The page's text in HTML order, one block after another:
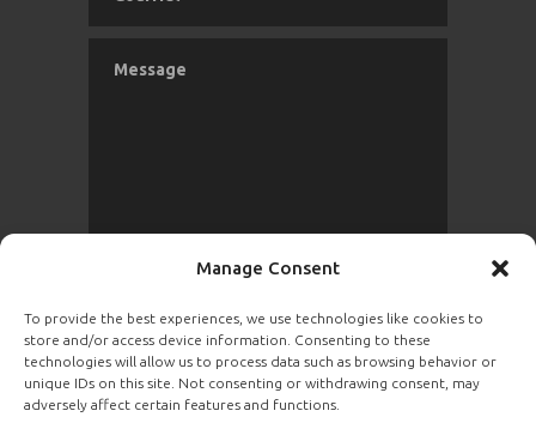
Manage Consent
To provide the best experiences, we use technologies like cookies to
store and/or access device information. Consenting to these
technologies will allow us to process data such as browsing behavior or
unique IDs on this site. Not consenting or withdrawing consent, may
adversely affect certain features and functions.
ENVOYER